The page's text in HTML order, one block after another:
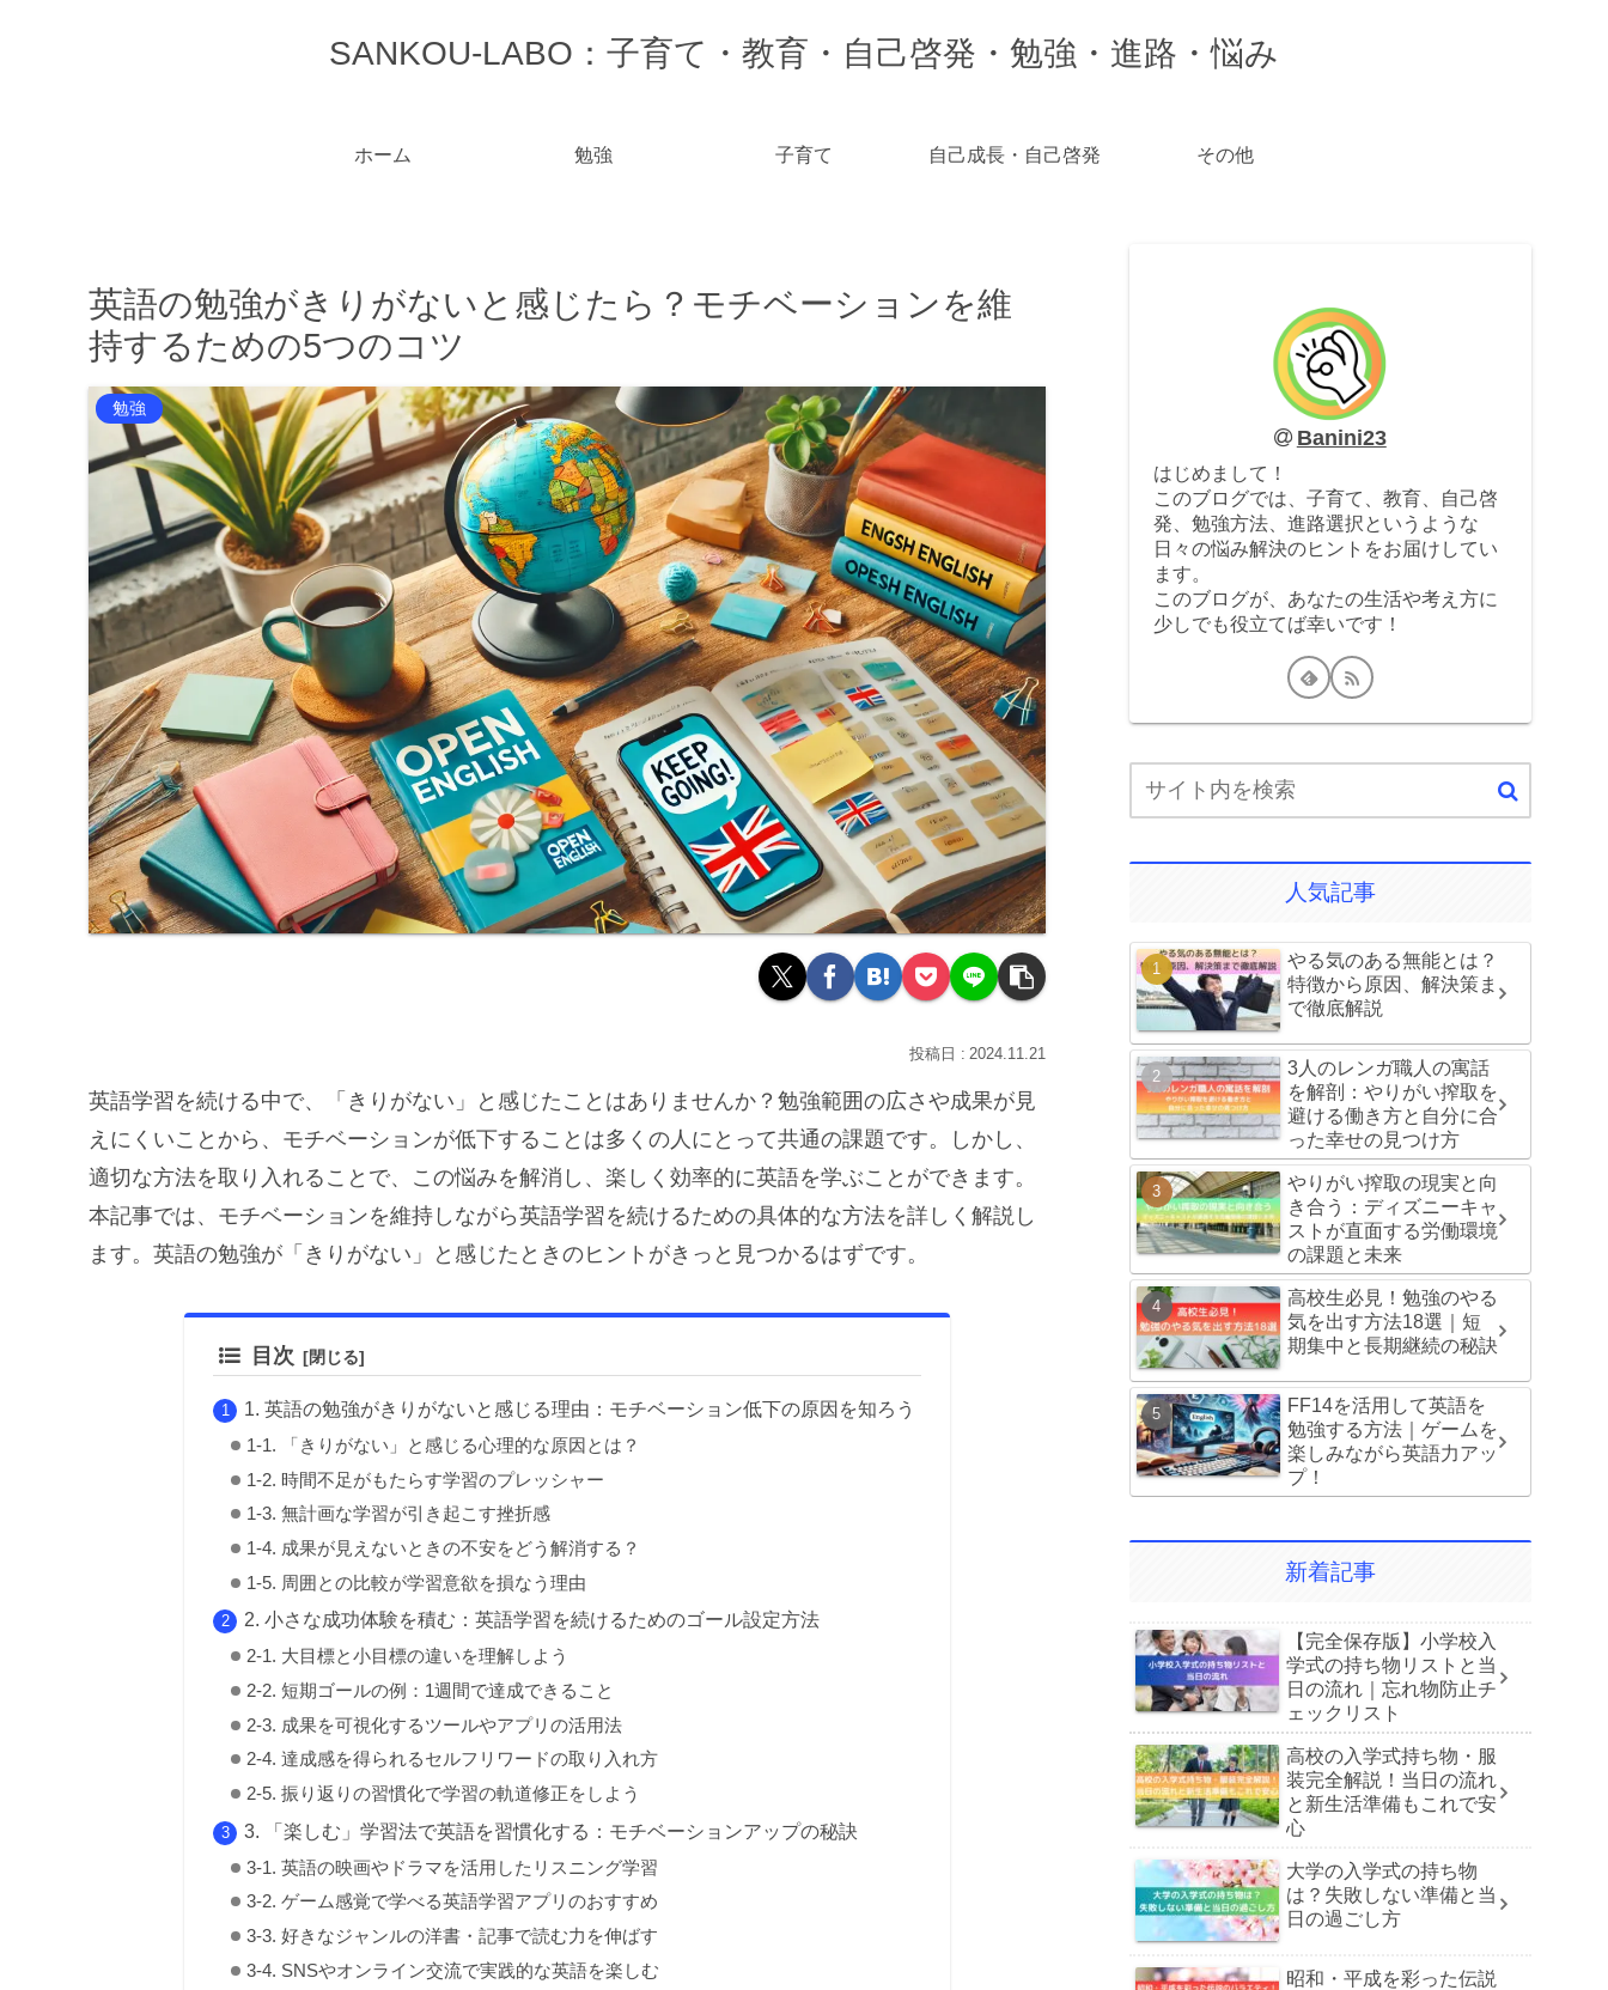
SANKOU-LABO：子育て・教育・自己啓発・勉強・進路・悩み
ホーム 勉強 子育て 自己成長・自己啓発 その他
英語の勉強がきりがないと感じたら？モチベーションを維
持するための5つのコツ
勉強
2024.11.21
英語学習を続ける中で、「きりがない」と感じたことはありませんか？勉強範囲の広さや成果が見
えにくいことから、モチベーションが低下することは多くの人にとって共通の課題です。しかし、
適切な方法を取り入れることで、この悩みを解消し、楽しく効率的に英語を学ぶことができます。
本記事では、モチベーションを維持しながら英語学習を続けるための具体的な方法を詳しく解説し
ます。英語の勉強が「きりがない」と感じたときのヒントがきっと見つかるはずです。
目次
1. 英語の勉強がきりがないと感じる理由：モチベーション低下の原因を知ろう
1-1. 「きりがない」と感じる心理的な原因とは？
1-2. 時間不足がもたらす学習のプレッシャー
1-3. 無計画な学習が引き起こす挫折感
1-4. 成果が見えないときの不安をどう解消する？
1-5. 周囲との比較が学習意欲を損なう理由
2. 小さな成功体験を積む：英語学習を続けるためのゴール設定方法
2-1. 大目標と小目標の違いを理解しよう
2-2. 短期ゴールの例：1週間で達成できること
2-3. 成果を可視化するツールやアプリの活用法
2-4. 達成感を得られるセルフリワードの取り入れ方
2-5. 振り返りの習慣化で学習の軌道修正をしよう
3. 「楽しむ」学習法で英語を習慣化する：モチベーションアップの秘訣
3-1. 英語の映画やドラマを活用したリスニング学習
3-2. ゲーム感覚で学べる英語学習アプリのおすすめ
3-3. 好きなジャンルの洋書・記事で読む力を伸ばす
3-4. SNSやオンライン交流で実践的な英語を楽しむ
Banini23
はじめまして！
このブログでは、子育て、教育、自己啓
発、勉強方法、進路選択というような
日々の悩み解決のヒントをお届けしてい
ます。
このブログが、あなたの生活や考え方に
少しでも役立てば幸いです！
人気記事
やる気のある無能とは？
特徴から原因、解決策ま
で徹底解説
3人のレンガ職人の寓話
を解剖：やりがい搾取を
避ける働き方と自分に合
った幸せの見つけ方
やりがい搾取の現実と向
き合う：ディズニーキャ
ストが直面する労働環境
の課題と未来
高校生必見！勉強のやる
気を出す方法18選｜短
期集中と長期継続の秘訣
FF14を活用して英語を
勉強する方法｜ゲームを
楽しみながら英語力アッ
プ！
新着記事
【完全保存版】小学校入
学式の持ち物リストと当
日の流れ｜忘れ物防止チ
ェックリスト
高校の入学式持ち物・服
装完全解説！当日の流れ
と新生活準備もこれで安
心
大学の入学式の持ち物
は？失敗しない準備と当
日の過ごし方
昭和・平成を彩った伝説